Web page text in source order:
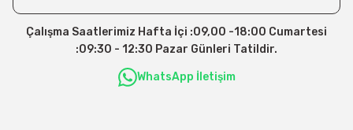
Çalışma Saatlerimiz Hafta İçi :09,00 -18:00 Cumartesi
:09:30 - 12:30 Pazar Günleri Tatildir.
WhatsApp İletişim